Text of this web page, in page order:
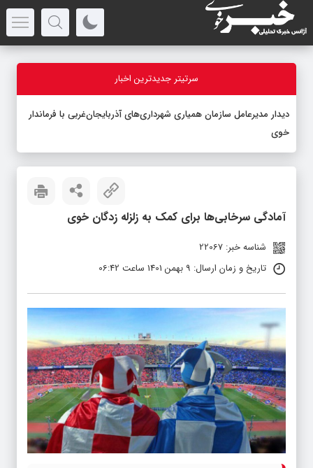
سرتیتر جدیدترین اخبار
دیدار مدیرعامل سازمان همیاری شهرداری‌های آذربایجان‌غربی با فرماندار
خوی
آمادگی سرخابی‌ها برای کمک به زلزله زدگان خوی
شناسه خبر: 22067
تاریخ و زمان ارسال: 9 بهمن 1401 ساعت 06:42